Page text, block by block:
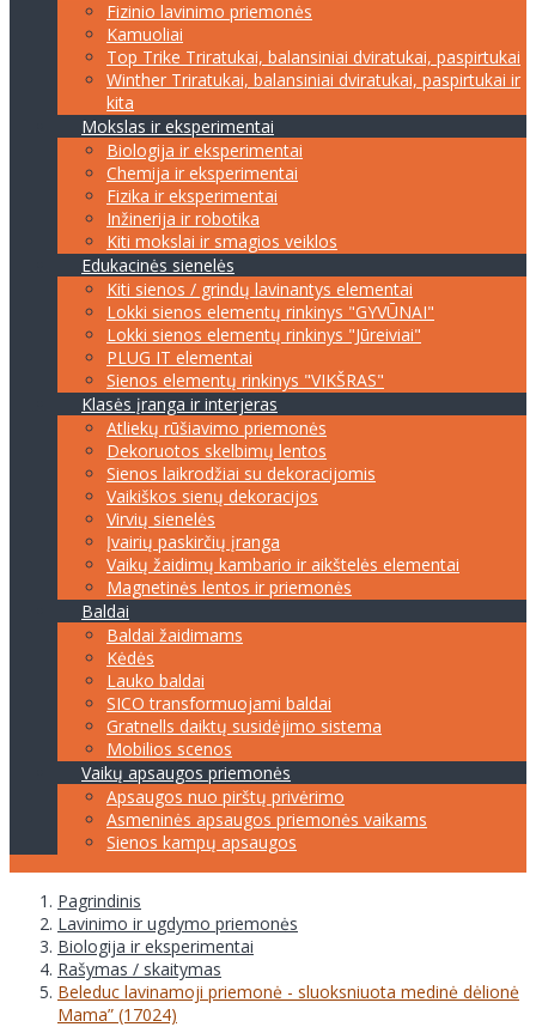
Fizinio lavinimo priemonės
Kamuoliai
Top Trike Triratukai, balansiniai dviratukai, paspirtukai
Winther Triratukai, balansiniai dviratukai, paspirtukai ir
kita
Mokslas ir eksperimentai
Biologija ir eksperimentai
Chemija ir eksperimentai
Fizika ir eksperimentai
Inžinerija ir robotika
Kiti mokslai ir smagios veiklos
Edukacinės sienelės
Kiti sienos / grindų lavinantys elementai
Lokki sienos elementų rinkinys "GYVŪNAI"
Lokki sienos elementų rinkinys "Jūreiviai"
PLUG IT elementai
Sienos elementų rinkinys "VIKŠRAS"
Klasės įranga ir interjeras
Atliekų rūšiavimo priemonės
Dekoruotos skelbimų lentos
Sienos laikrodžiai su dekoracijomis
Vaikiškos sienų dekoracijos
Virvių sienelės
Įvairių paskirčių įranga
Vaikų žaidimų kambario ir aikštelės elementai
Magnetinės lentos ir priemonės
Baldai
Baldai žaidimams
Kėdės
Lauko baldai
SICO transformuojami baldai
Gratnells daiktų susidėjimo sistema
Mobilios scenos
Vaikų apsaugos priemonės
Apsaugos nuo pirštų privėrimo
Asmeninės apsaugos priemonės vaikams
Sienos kampų apsaugos
Pagrindinis
Lavinimo ir ugdymo priemonės
Biologija ir eksperimentai
Rašymas / skaitymas
Beleduc lavinamoji priemonė - sluoksniuota medinė dėlionė
Mama” (17024)